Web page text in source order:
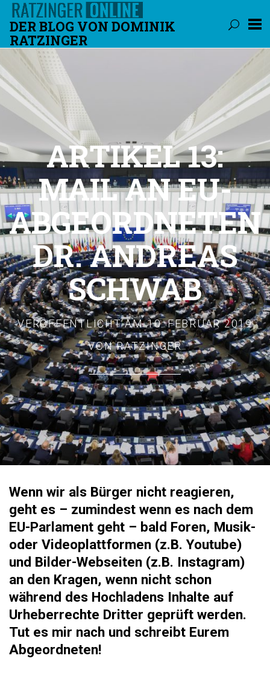
Überspringen
DER BLOG VON DOMINIK
RATZINGER
ARTIKEL 13:
MAIL AN EU-
ABGEORDNETEN
DR. ANDREAS
SCHWAB
VERÖFFENTLICHT AM10. FEBRUAR 2019
VONRATZINGER
Wenn wir als Bürger nicht reagieren,
geht es – zumindest wenn es nach dem
EU-Parlament geht – bald Foren, Musik-
oder Videoplattformen (z.B. Youtube)
und Bilder-Webseiten (z.B. Instagram)
an den Kragen, wenn nicht schon
während des Hochladens Inhalte auf
Urheberrechte Dritter geprüft werden.
Tut es mir nach und schreibt Eurem
Abgeordneten!